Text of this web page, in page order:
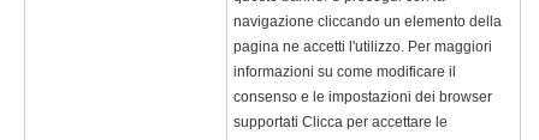
navigazione cliccando un elemento della
pagina ne accetti l'utilizzo. Per maggiori
informazioni su come modificare il
consenso e le impostazioni dei browser
supportati Clicca per accettare le